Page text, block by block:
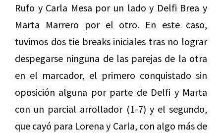
Rufo y Carla Mesa por un lado y Delfi Brea y
Marta Marrero por el otro. En este caso,
tuvimos dos tie breaks iniciales tras no lograr
despegarse ninguna de las parejas de la otra
en el marcador, el primero conquistado sin
oposición alguna por parte de Delfi y Marta
con un parcial arrollador (1-7) y el segundo,
que cayó para Lorena y Carla, con algo más de